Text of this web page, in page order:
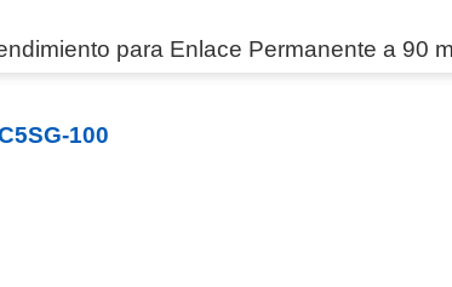
para Enlace Permanente a 90
100